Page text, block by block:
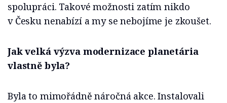
spolupráci. Takové možnosti zatím nikdo
v Česku nenabízí a my se nebojíme je zkoušet.
Jak velká výzva modernizace planetária
vlastně byla?
Byla to mimořádně náročná akce. Instalovali